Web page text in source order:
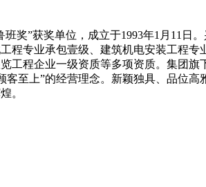
奖”获奖单位，成立于1993年1月11
程专业承包壹级、建筑机电安装工程
工程企业一级资质等多项资质。集团
至上”的经营理念。新颖独具、品位
。